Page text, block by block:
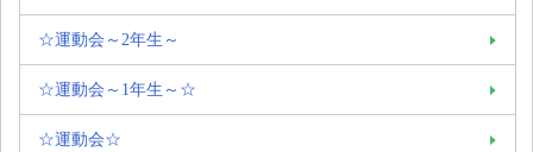
☆運動会～2年生～
☆運動会～1年生～☆
☆運動会☆